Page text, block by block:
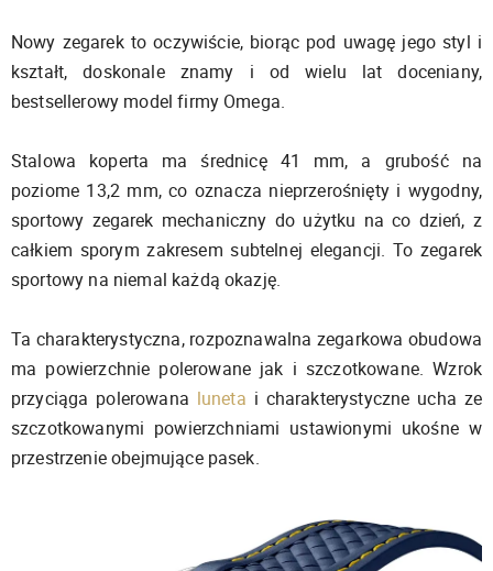
Nowy zegarek to oczywiście, biorąc pod uwagę jego styl i
kształt, doskonale znamy i od wielu lat doceniany,
bestsellerowy model firmy Omega.
Stalowa koperta ma średnicę 41 mm, a grubość na
poziome 13,2 mm, co oznacza nieprzerośnięty i wygodny,
sportowy zegarek mechaniczny do użytku na co dzień, z
całkiem sporym zakresem subtelnej elegancji. To zegarek
sportowy na niemal każdą okazję.
Ta charakterystyczna, rozpoznawalna zegarkowa obudowa
ma powierzchnie polerowane jak i szczotkowane. Wzrok
przyciąga polerowana luneta i charakterystyczne ucha ze
szczotkowanymi powierzchniami ustawionymi ukośne w
przestrzenie obejmujące pasek.